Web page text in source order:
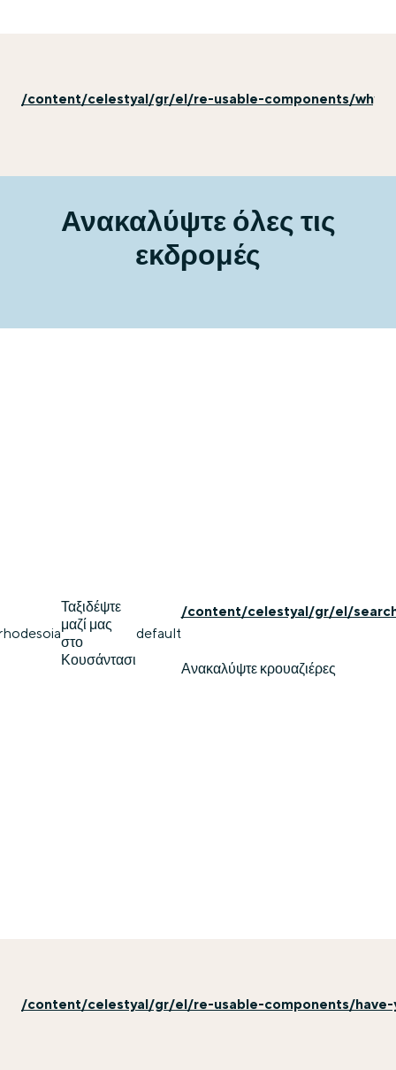
/content/celestyal/gr/el/re-usable-components/why-
Ανακαλύψτε όλες τις
εκδρομές
oia
Ταξιδέψτε
μαζί μας
στο
Κουσάντασι
default
/content/celestyal/gr/el/
Ανακαλύψτε κρουαζιέρες
/content/celestyal/gr/el/re-usable-components/have-